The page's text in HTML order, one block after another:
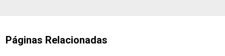
Páginas Relacionadas